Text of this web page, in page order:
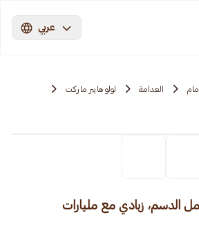
عربي
العدامة
لولو هايبر ماركت
الدسم، زبادي مع مليارات